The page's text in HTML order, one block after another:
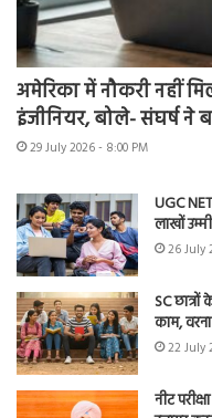
अमेरिका में नौकरी नहीं
इंजीनियर, बोले- संघर्ष ने
29 July 2026 - 8:00 PM
UGC
लाखों
26 July
SC
काम,
22 July
नीट